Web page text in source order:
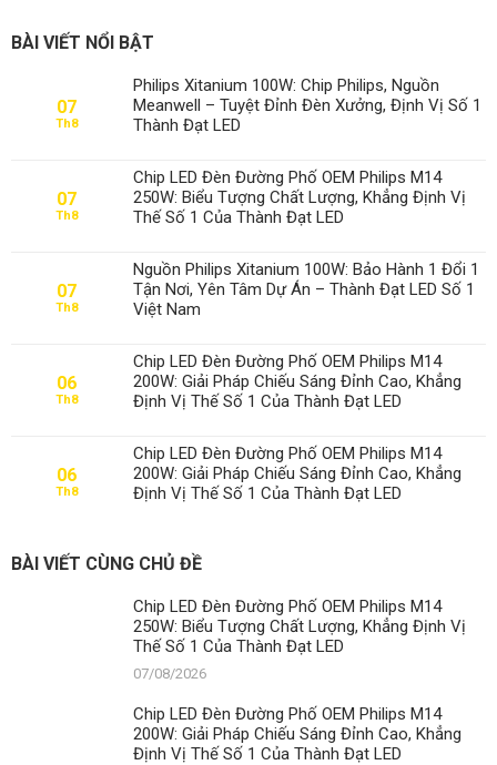
BÀI VIẾT NỔI BẬT
07
Th8
Philips Xitanium 100W: Chip Philips, Nguồn
Meanwell – Tuyệt Đỉnh Đèn Xưởng, Định Vị Số 1
Thành Đạt LED
07
Th8
Chip LED Đèn Đường Phố OEM Philips M14
250W: Biểu Tượng Chất Lượng, Khẳng Định Vị
Thế Số 1 Của Thành Đạt LED
07
Th8
Nguồn Philips Xitanium 100W: Bảo Hành 1 Đổi 1
Tận Nơi, Yên Tâm Dự Án – Thành Đạt LED Số 1
Việt Nam
06
Th8
Chip LED Đèn Đường Phố OEM Philips M14
200W: Giải Pháp Chiếu Sáng Đỉnh Cao, Khẳng
Định Vị Thế Số 1 Của Thành Đạt LED
06
Th8
Chip LED Đèn Đường Phố OEM Philips M14
200W: Giải Pháp Chiếu Sáng Đỉnh Cao, Khẳng
Định Vị Thế Số 1 Của Thành Đạt LED
BÀI VIẾT CÙNG CHỦ ĐỀ
Chip LED Đèn Đường Phố OEM Philips M14
250W: Biểu Tượng Chất Lượng, Khẳng Định Vị
Thế Số 1 Của Thành Đạt LED
07/08/2026
Chip LED Đèn Đường Phố OEM Philips M14
200W: Giải Pháp Chiếu Sáng Đỉnh Cao, Khẳng
Định Vị Thế Số 1 Của Thành Đạt LED